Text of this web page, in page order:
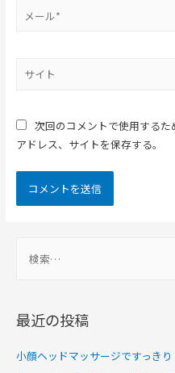
次回のコメントで使用する
アドレス、サイトを保存する。
最近の投稿
小顔ヘッドマッサージですっき